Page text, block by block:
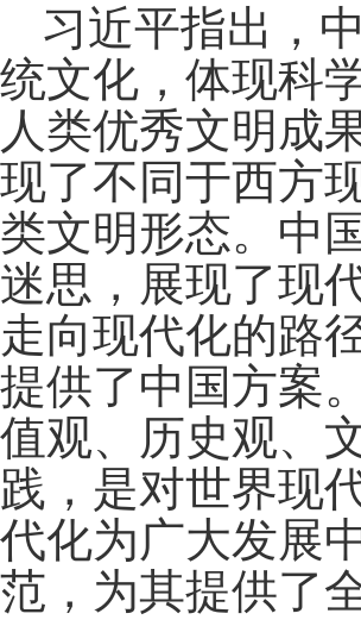
习近平指出，
统文化，体现科
人类优秀文明成
现了不同于西方
类文明形态。中
迷思，展现了现
走向现代化的路
提供了中国方案
值观、历史观、
践，是对世界现
代化为广大发展
范，为其提供了